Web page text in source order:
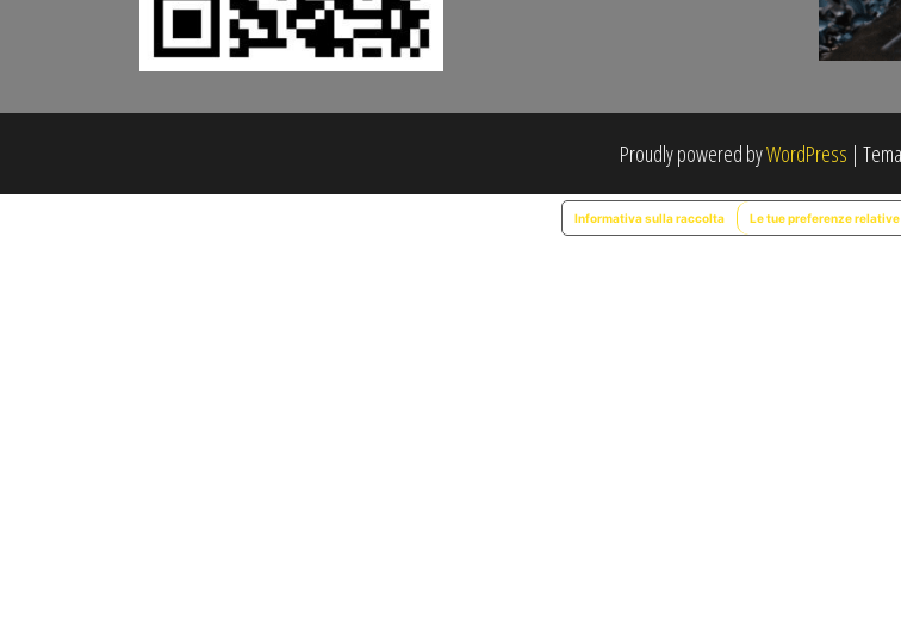
Proudly powered byWordPress |
Informativa sulla raccolta Le tue preferenze